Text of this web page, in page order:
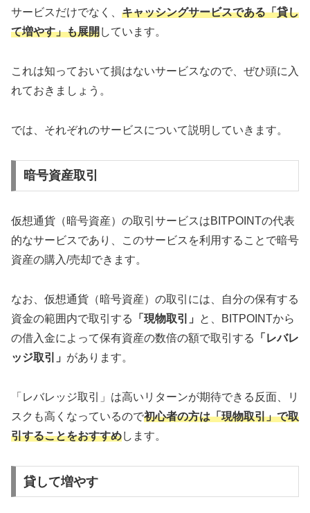
サービスだけでなく、 キャッシングサービスである「貸し
て増やす」も展開しています。
これは知っておいて損はないサービスなので、ぜひ頭に入
れておきましょう。
では、それぞれのサービスについて説明していきます。
暗号資産取引
仮想通貨（暗号資産）の取引サービスはBITPOINTの代表
的なサービスであり、このサービスを利用することで暗号
資産の購入/売却できます。
なお、仮想通貨（暗号資産）の取引には、自分の保有する
資金の範囲内で取引する
「現物取引」
と、BITPOINTから
の借入金によって保有資産の数倍の額で取引する
「レバレ
ッジ取引」 があります。
「レバレッジ取引」は高いリターンが期待できる反面、リ
スクも高くなっているので初心者の方は「現物取引」で取
引することをおすすめします。
貸して増やす